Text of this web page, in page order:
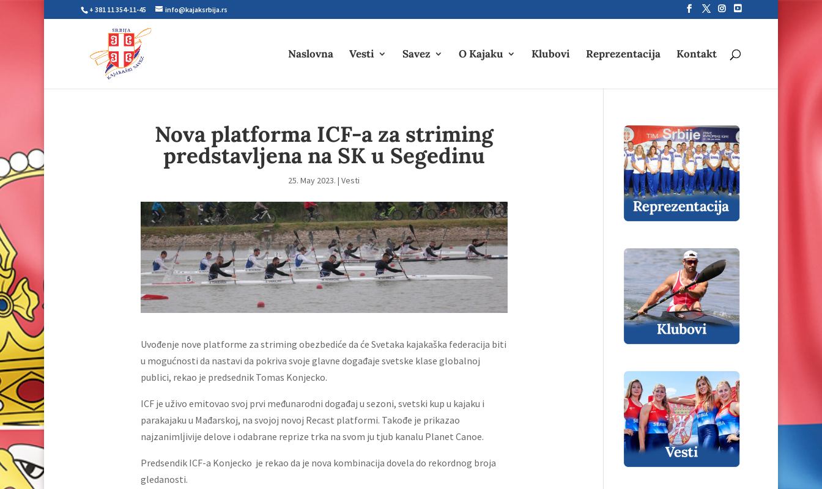
+ 381 11 354-11-45 info@kajaksrbija.rs
Naslovna Vesti Savez O Kajaku Klubovi Reprezentacija Kontakt
Nova platforma ICF-a za striming
predstavljena na SK u Segedinu
25. May 2023. |Vesti
Uvođenje nove platforme za striming obezbediće da će Svetaka kajakaška federacija biti
u mogućnosti da nastavi da pokriva svoje glavne događaje svetske klase globalnoj
publici, rekao je predsednik Tomas Konjecko.
ICF je uživo emitovao svoj prvi međunarodni događaj u sezoni, svetski kup u kajaku i
parakajaku u Mađarskoj, na svojoj novoj Recast platformi. Takođe je prikazao
najzanimlјivije delove i odabrane reprize trka na svom ju tjub kanalu Planet Canoe.
Predsendik ICF-a Konjecko je rekao da je nova kombinacija dovela do rekordnog broja
gledanosti.